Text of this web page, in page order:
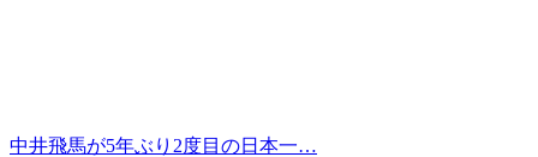
中井飛馬が5年ぶり2度目の日本一…